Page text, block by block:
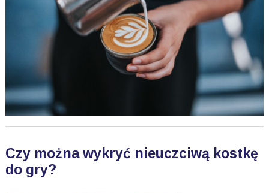
Czy można wykryć nieuczciwą kostkę
do gry?
F FILMY
G GALERIA
REGULAMIN